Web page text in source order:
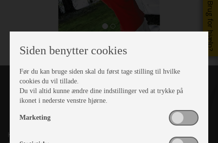
Brug for hjælp?
Kronjyllands Camping Center A/S
Siden benytter cookies
Før du kan bruge siden skal du først tage stilling til hvilke
cookies du vil tillade.
Du vil altid kunne ændre dine indstillinger ved at trykke på
ikonet i nederste venstre hjørne.
Marketing